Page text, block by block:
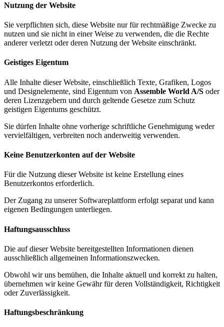
Nutzung der Website
Sie verpflichten sich, diese Website nur für rechtmäßige Zwecke zu
nutzen und sie nicht in einer Weise zu verwenden, die die Rechte
anderer verletzt oder deren Nutzung der Website einschränkt.
Geistiges Eigentum
Alle Inhalte dieser Website, einschließlich Texte, Grafiken, Logos
und Designelemente, sind Eigentum von Assemble World A/S oder
deren Lizenzgebern und durch geltende Gesetze zum Schutz
geistigen Eigentums geschützt.
Sie dürfen Inhalte ohne vorherige schriftliche Genehmigung weder
vervielfältigen, verbreiten noch anderweitig verwenden.
Keine Benutzerkonten auf der Website
Für die Nutzung dieser Website ist keine Erstellung eines
Benutzerkontos erforderlich.
Der Zugang zu unserer Softwareplattform erfolgt separat und kann
eigenen Bedingungen unterliegen.
Haftungsausschluss
Die auf dieser Website bereitgestellten Informationen dienen
ausschließlich allgemeinen Informationszwecken.
Obwohl wir uns bemühen, die Inhalte aktuell und korrekt zu halten,
übernehmen wir keine Gewähr für deren Vollständigkeit, Richtigkeit
oder Zuverlässigkeit.
Haftungsbeschränkung